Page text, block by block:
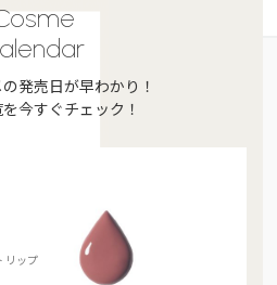
発売日が早わかり！
今すぐチェック！
リップ